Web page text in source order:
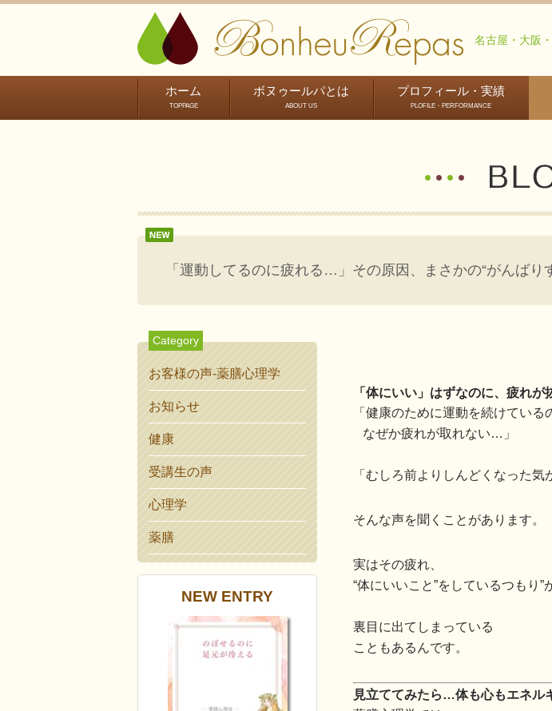
名古屋・大阪
ホーム
TOPPAGE
ボヌゥールパとは
ABOUT US
プロフィール・実績
PLOFILE・PERFORMANCE
「運動してるのに疲れる…」その原因、まさかの“がんばり
Category
お客様の声-薬膳心理学
お知らせ
健康
受講生の声
心理学
薬膳
NEW ENTRY
「体にいい」はずなのに、疲れが
「健康のために運動を続けている
なぜか疲れが取れない…」
「むしろ前よりしんどくなった気
そんな声を聞くことがあります。
実はその疲れ、
“体にいいこと”をしているつもり”
裏目に出てしまっている
こともあるんです。
見立ててみたら…体も心もエネル